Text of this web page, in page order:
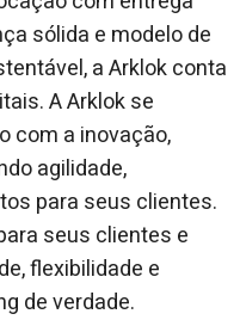
sólida e modelo de
a Arklok conta
A Arklok se
com a inovação,
agilidade,
para seus clientes.
seus clientes e
flexibilidade e
de verdade.